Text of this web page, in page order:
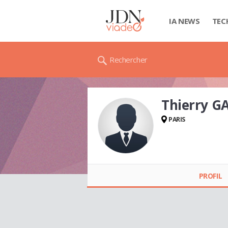
IA NEWS
Rechercher
Thierry
PARIS
PROFIL